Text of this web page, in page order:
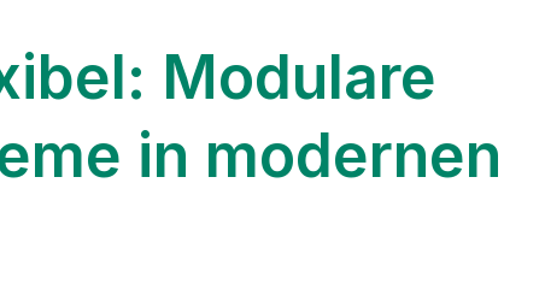
Modulare
in modernen